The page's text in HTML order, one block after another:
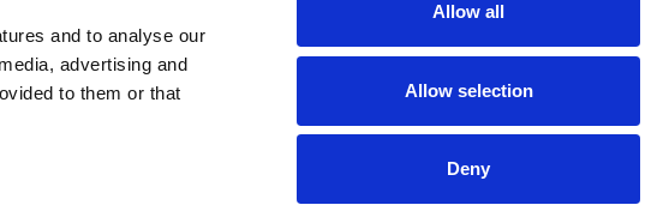
and to analyse our
advertising and
to them or that
Allow all
Allow selection
Deny
Algemene voorwaarden
Realisatie door Every Day